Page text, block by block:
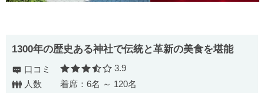
1300年の歴史ある神社で伝統と革新の美食を堪能
口コミ 口コミ評価
3.9
人数
着席：6名 ～ 120名